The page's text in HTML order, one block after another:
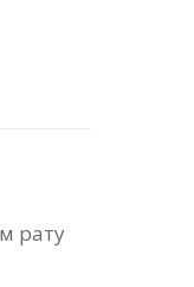
рату